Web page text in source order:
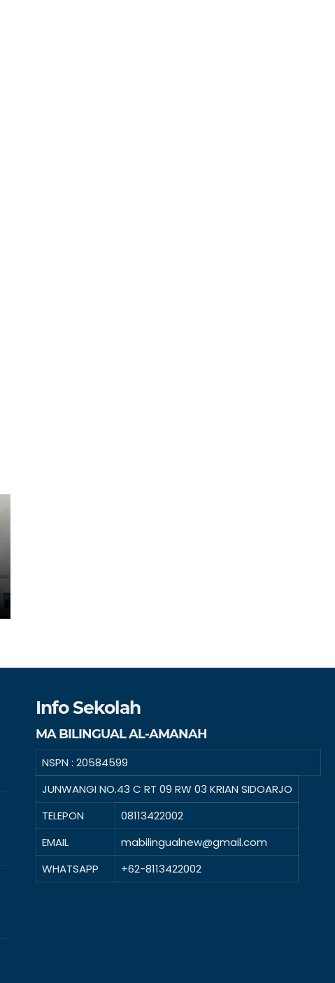
Info Sekolah
MA BILINGUAL AL-AMANAH
NSPN : 20584599
JUNWANGI NO.43 C RT 09 RW 03 KRIAN SIDOARJO
TELEPON
08113422002
EMAIL
mabilingualnew@gmail.com
WHATSAPP
+62-8113422002